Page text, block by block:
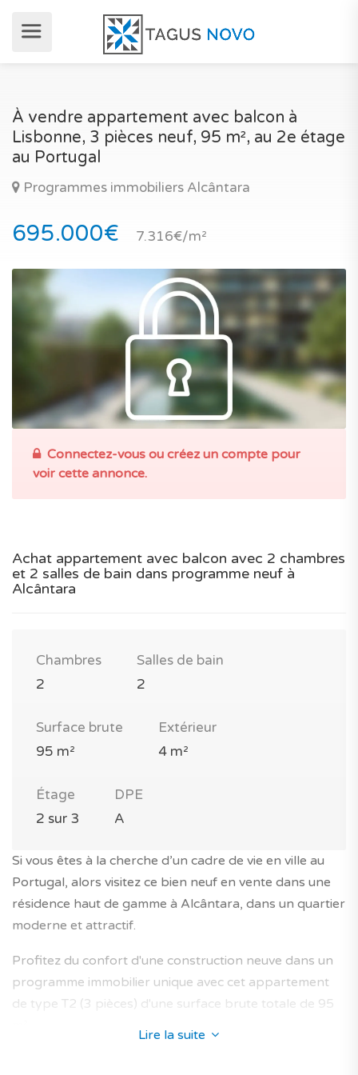
À vendre appartement avec balcon à
Lisbonne, 3 pièces neuf, 95 m², au 2e étage
au Portugal
Programmes immobiliers Alcântara
695.000€ 7.316€/m²
Connectez-vous ou créez un compte pour
voir cette annonce.
Achat appartement avec balcon avec 2 chambres
et 2 salles de bain dans programme neuf à
Alcântara
Chambres
2
Salles de bain
2
Surface brute
95 m²
Extérieur
4 m²
Étage
2 sur 3
DPE
A
Si vous êtes à la cherche d’un cadre de vie en ville au
Portugal, alors visitez ce bien neuf en vente dans une
résidence haut de gamme à Alcântara, dans un quartier
moderne et attractif.
Profitez du confort d'une construction neuve dans un
programme immobilier unique avec cet appartement
de type T2 (3 pièces) d'une surface brute totale de 95
Lire la suite